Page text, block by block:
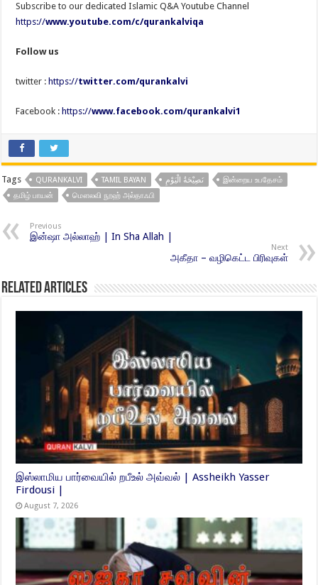
Subscribe to our dedicated Islamic Q&A Youtube Channel
https://www.youtube.com/c/qurankalviqa
Follow us
twitter : https://twitter.com/qurankalvi
Facebook : https://www.facebook.com/qurankalvi1
Tags QURANKALVI TAMIL BAYAN نَصِيْحَةُ الْيَوْمِ
இன்றைய உபதேசம்
தமிழ் பாயன்
மௌலவி நூஹ் அல்தாஃபி
Previous
இன்ஷா அல்லாஹ் | In Sha Allah |
Next
அகீதா – வழிகெட்ட பிரிவுகள்
Related Articles
இஸ்லாமிய பார்வையில் றபீஉல் அவ்வல் | Assheikh Yasser
Firdousi |
August 7, 2026